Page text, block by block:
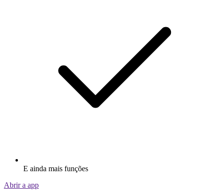
E ainda mais funções
Abrir a app